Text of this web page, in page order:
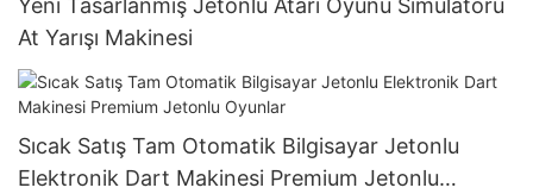
Yeni Tasarlanmış Jetonlu Atari Oyunu Simülatörü
At Yarışı Makinesi
Sıcak Satış Tam Otomatik Bilgisayar Jetonlu
Elektronik Dart Makinesi Premium Jetonlu